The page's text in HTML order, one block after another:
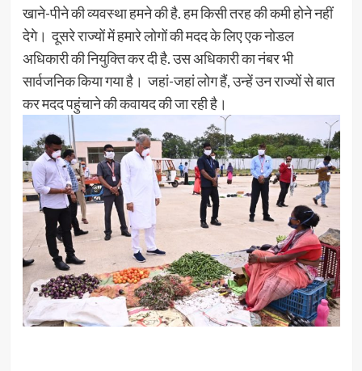
खाने-पीने की व्यवस्था हमने की है. हम किसी तरह की कमी होने नहीं
देगे। दूसरे राज्यों में हमारे लोगों की मदद के लिए एक नोडल
अधिकारी की नियुक्ति कर दी है. उस अधिकारी का नंबर भी
सार्वजनिक किया गया है। जहां-जहां लोग हैं, उन्हें उन राज्यों से बात
कर मदद पहुंचाने की कवायद की जा रही है।